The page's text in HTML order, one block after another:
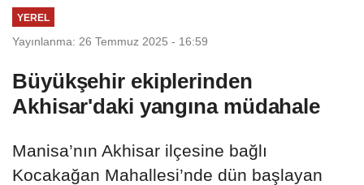
YEREL
Yayınlanma: 26 Temmuz 2025 - 16:59
Büyükşehir ekiplerinden
Akhisar'daki yangına müdahale
Manisa’nın Akhisar ilçesine bağlı
Kocakağan Mahallesi’nde dün başlayan